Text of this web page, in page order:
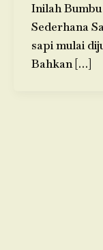
Inilah
Sederhana
sapi mulai
Bahkan […]